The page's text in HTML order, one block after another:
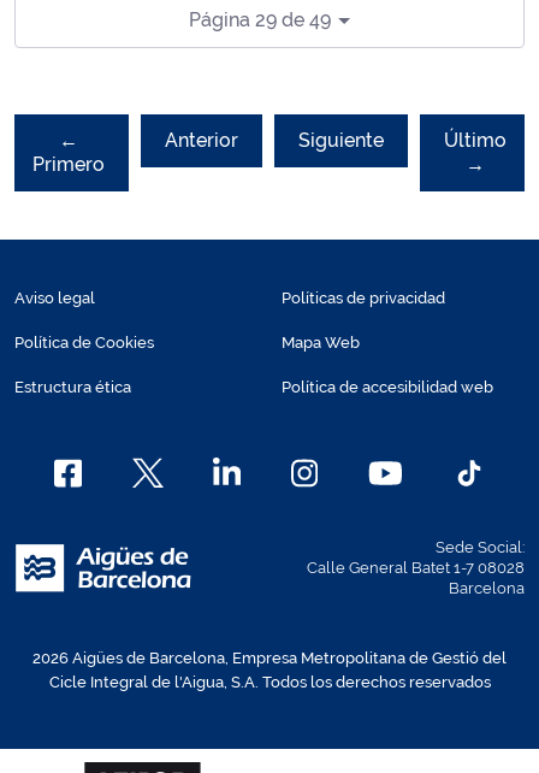
Página 29 de 49
←
Primero
Anterior Siguiente
Último
→
Aviso legal
Política de Cookies
Estructura ética
Políticas de privacidad
Mapa Web
Política de accesibilidad web
Sede Social:
Calle General Batet 1-7 08028
Barcelona
2026 Aigües de Barcelona, Empresa Metropolitana de Gestió del
Cicle Integral de l'Aigua, S.A. Todos los derechos reservados